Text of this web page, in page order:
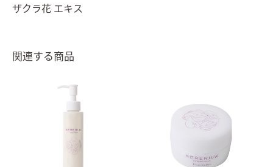
お買い物を続ける
ザクラ花 エキス
関連する商品